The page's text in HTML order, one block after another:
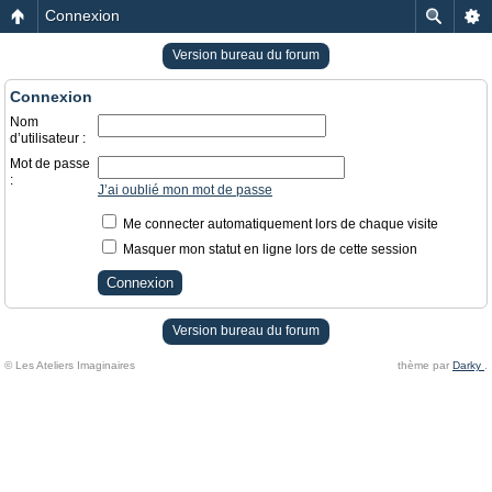
Connexion
Version bureau du forum
Connexion
Nom
d’utilisateur :
Mot de passe
:
J’ai oublié mon mot de passe
Me connecter automatiquement lors de chaque visite
Masquer mon statut en ligne lors de cette session
Version bureau du forum
© Les Ateliers Imaginaires thème par Darky